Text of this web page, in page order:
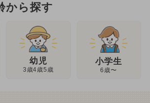
から探す
幼児
3歳4歳5歳
小学生
6歳〜